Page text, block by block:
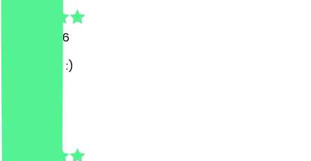
29. Juli 2026
Alles Topp :)